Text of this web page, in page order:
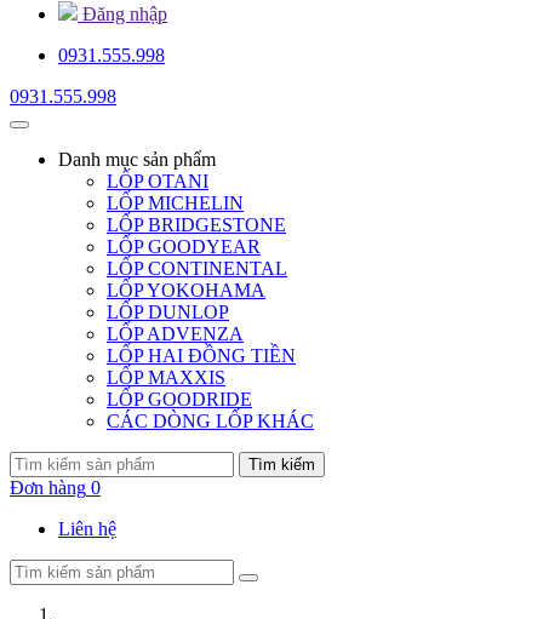
Đăng nhập
0931.555.998
0931.555.998
Danh mục sản phẩm
LỐP OTANI
LỐP MICHELIN
LỐP BRIDGESTONE
LỐP GOODYEAR
LỐP CONTINENTAL
LỐP YOKOHAMA
LỐP DUNLOP
LỐP ADVENZA
LỐP HAI ĐỒNG TIỀN
LỐP MAXXIS
LỐP GOODRIDE
CÁC DÒNG LỐP KHÁC
Tìm kiếm
Đơn hàng 0
Liên hệ